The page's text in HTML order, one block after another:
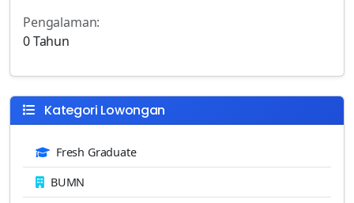
Pengalaman:
0 Tahun
Kategori Lowongan
Fresh Graduate
BUMN